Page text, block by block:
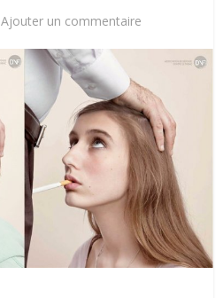
Ajouter un commentaire